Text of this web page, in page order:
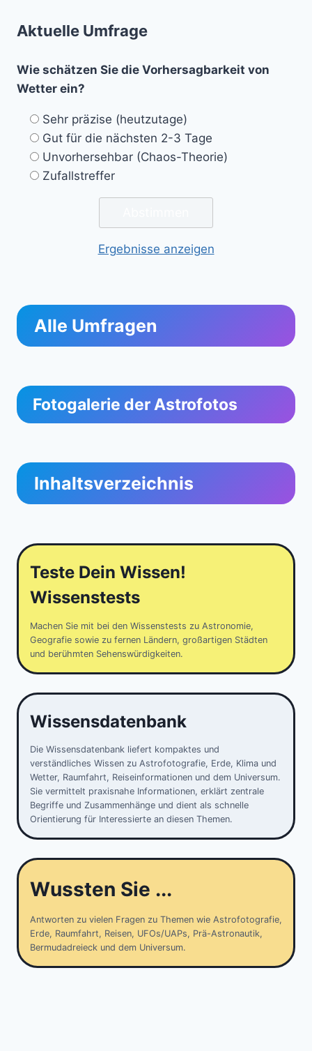
Aktuelle Umfrage
Wie schätzen Sie die Vorhersagbarkeit von
Wetter ein?
Sehr präzise (heutzutage)
Gut für die nächsten 2-3 Tage
Unvorhersehbar (Chaos-Theorie)
Zufallstreffer
Ergebnisse anzeigen
Alle Umfragen
Fotogalerie der Astrofotos
Inhaltsverzeichnis
Teste Dein Wissen!
Wissenstests
Machen Sie mit bei den Wissenstests zu Astronomie,
Geografie sowie zu fernen Ländern, großartigen Städten
und berühmten Sehenswürdigkeiten.
Wissensdatenbank
Die Wissensdatenbank liefert kompaktes und
verständliches Wissen zu Astrofotografie, Erde, Klima und
Wetter, Raumfahrt, Reiseinformationen und dem Universum.
Sie vermittelt praxisnahe Informationen, erklärt zentrale
Begriffe und Zusammenhänge und dient als schnelle
Orientierung für Interessierte an diesen Themen.
Wussten Sie ...
Antworten zu vielen Fragen zu Themen wie Astrofotografie,
Erde, Raumfahrt, Reisen, UFOs/UAPs, Prä-Astronautik,
Bermudadreieck und dem Universum.